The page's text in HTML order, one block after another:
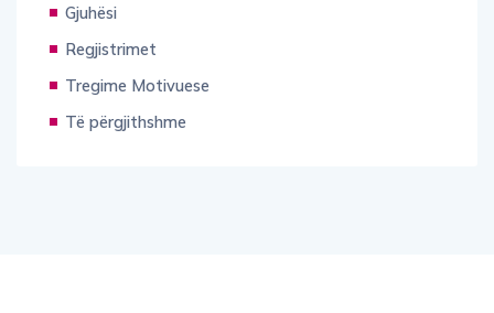
Gjuhësi
Regjistrimet
Tregime Motivuese
Të përgjithshme